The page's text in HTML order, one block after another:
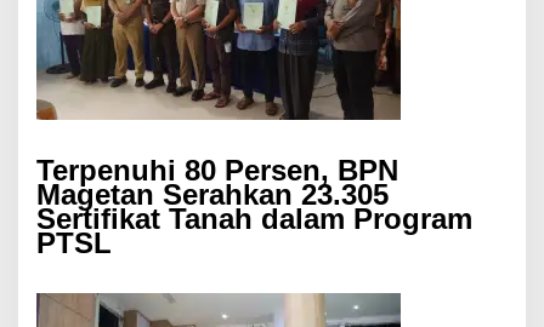
Terpenuhi 80 Persen, BPN
Magetan Serahkan 23.305
Sertifikat Tanah dalam Program
PTSL